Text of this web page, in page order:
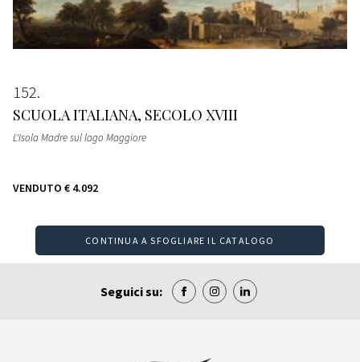
152
SCUOLA ITALIANA, SECOLO XVIII
L'Isola Madre sul lago Maggiore
VENDUTO € 4.092
CONTINUA A SFOGLIARE IL CATALOGO
Seguici su: